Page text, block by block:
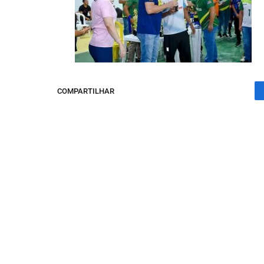
COMPARTILHAR